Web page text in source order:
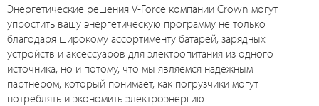
Энергетические решения V-Force компании Crown могут
упростить вашу энергетическую программу не только
благодаря широкому ассортименту батарей, зарядных
устройств и аксессуаров для электропитания из одного
источника, но и потому, что мы являемся надежным
партнером, который понимает, как погрузчики могут
потреблять и экономить электроэнергию.